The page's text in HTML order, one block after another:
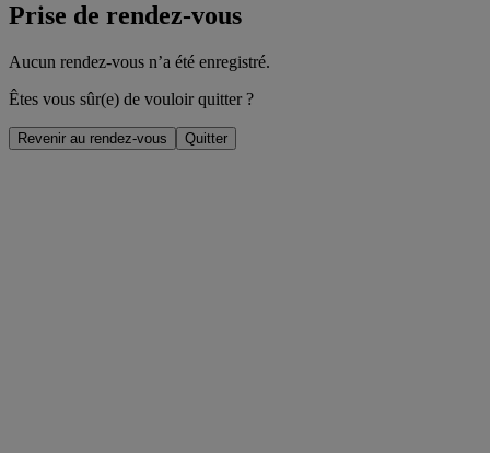
Prise de rendez-vous
Aucun rendez-vous n’a été enregistré.
Êtes vous sûr(e) de vouloir quitter ?
Revenir au rendez-vous Quitter